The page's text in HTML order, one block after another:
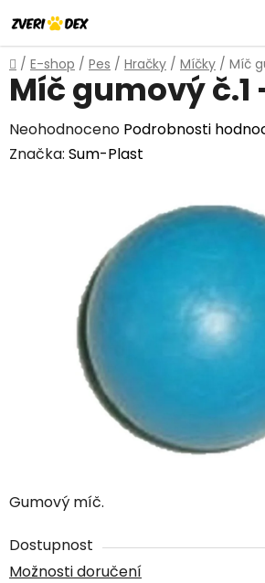
na
obsah
Domů
/ E-shop / Pes / Hračky / Míčky / Míč
Gumový míč.
Dostupnost
Možnosti doručení
Míč gumový
Průměrné
hodnocení
hvězdiček.
Neohodnoceno Podrobnosti
Značka: Sum-Plast